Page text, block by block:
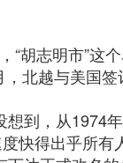
胡志明市”这
北越与美国
到，从1974
快得出乎所有